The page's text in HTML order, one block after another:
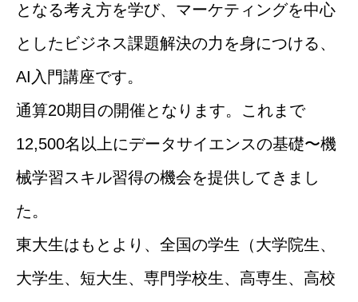
となる考え方を学び、マーケティングを中心
としたビジネス課題解決の力を身につける、
AI入門講座です。
通算20期目の開催となります。これまで
12,500名以上にデータサイエンスの基礎〜機
械学習スキル習得の機会を提供してきまし
た。
東大生はもとより、全国の学生（大学院生、
大学生、短大生、専門学校生、高専生、高校